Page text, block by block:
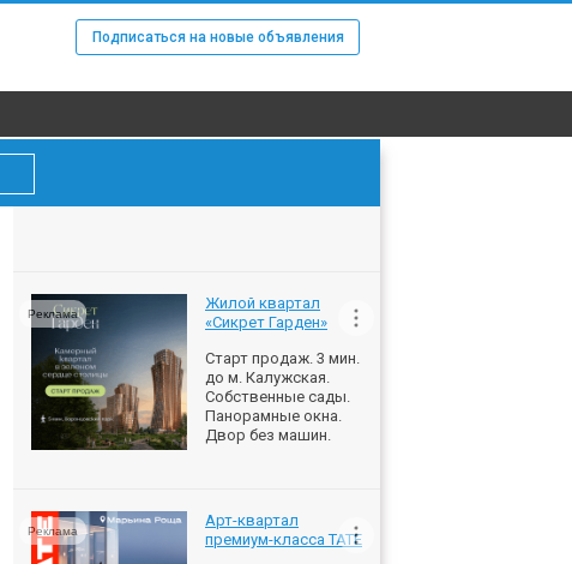
Подписаться на новые объявления
Жилой квартал
«Сикрет Гарден»
Старт продаж. 3 мин.
до м. Калужская.
Собственные сады.
Панорамные окна.
Двор без машин.
Реклама
Арт-квартал
премиум-класса ТАТЕ
Реклама